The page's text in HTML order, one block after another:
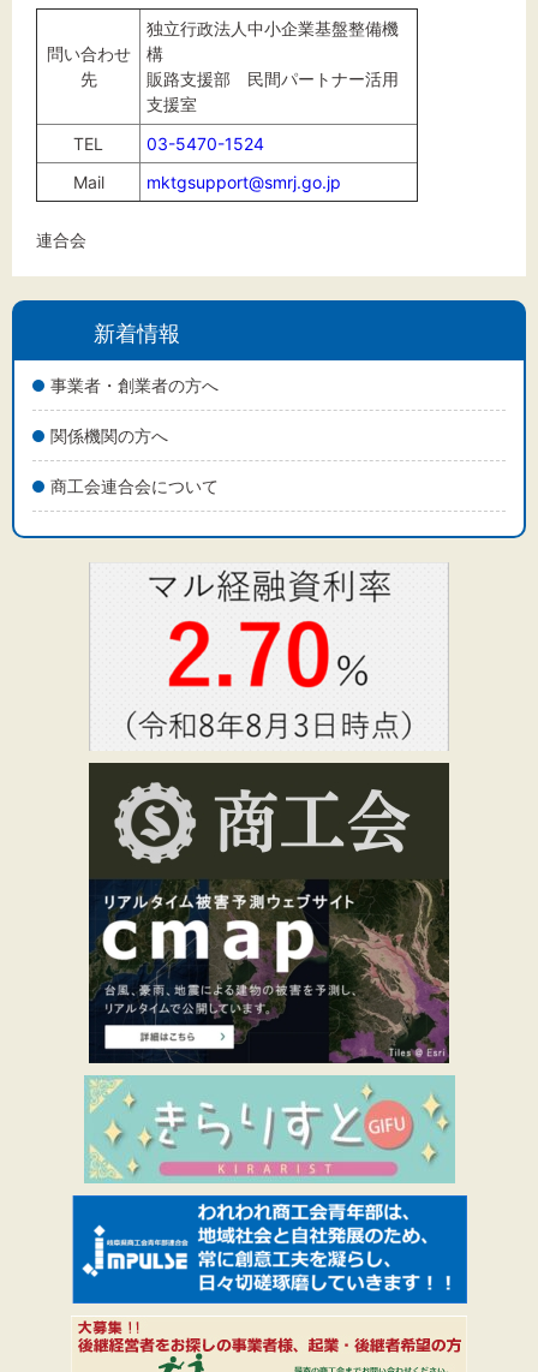
新着情報
事業者・創業者の方へ
関係機関の方へ
商工会連合会について
問い合わせ
先
独立行政法人中小企業基盤整備機
構
販路支援部 民間パートナー活用
支援室
TEL
03-5470-1524
Mail
mktgsupport@smrj.go.jp
連合会